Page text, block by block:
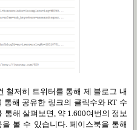
철저히 트위터를 통해 제 블로그 내
통해 공유한 링크의 클릭수와RT 수
통해 살펴보면, 약1.600여번의 정보
을 볼 수 있습니다. 페이스북을 통해